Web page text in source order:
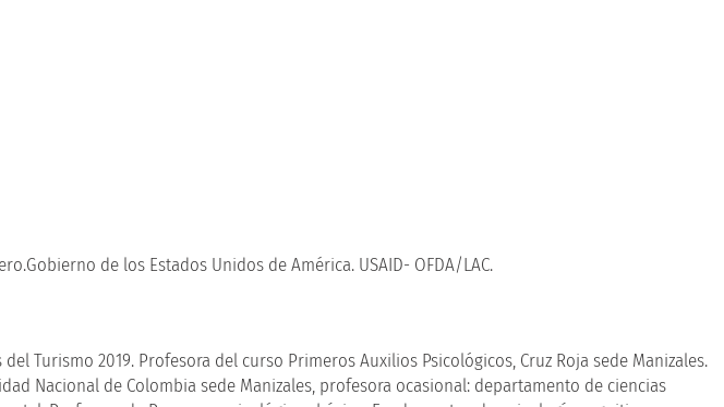
de los Estados Unidos de América. USAID- OFDA/LAC.
Turismo 2019. Profesora del curso Primeros Auxilios Psicológicos, Cruz Roja sede Manizales.
Nacional de Colombia sede Manizales, profesora ocasional: departamento de ciencias